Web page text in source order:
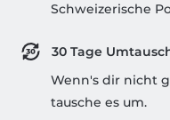
Schweizerische
30 Tage
Wenn's dir nicht
tausche es um.